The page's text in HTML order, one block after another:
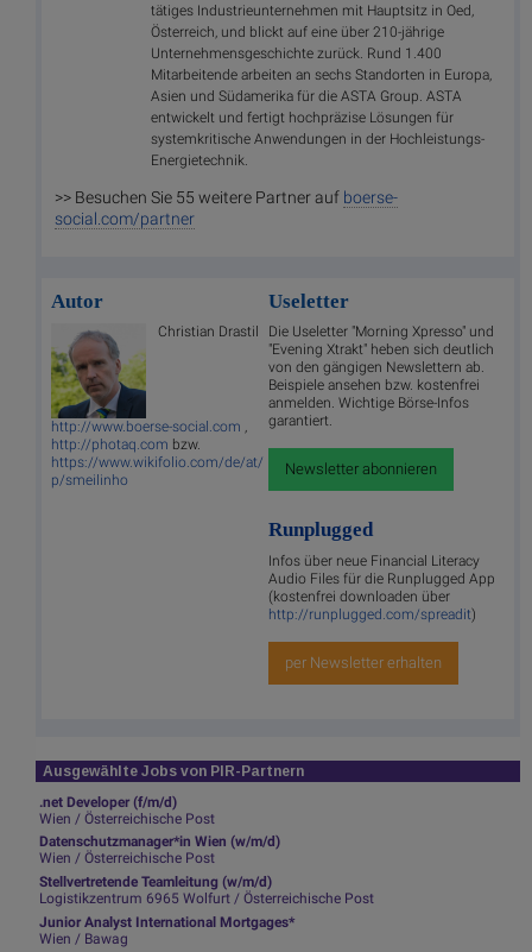
tätiges Industrieunternehmen mit Hauptsitz in Oed,
Österreich, und blickt auf eine über 210-jährige
Unternehmensgeschichte zurück. Rund 1.400
Mitarbeitende arbeiten an sechs Standorten in Europa,
Asien und Südamerika für die ASTA Group. ASTA
entwickelt und fertigt hochpräzise Lösungen für
systemkritische Anwendungen in der Hochleistungs-
Energietechnik.
>> Besuchen Sie 55 weitere Partner auf boerse-
social.com/partner
Autor
Christian Drastil
http://www.boerse-social.com ,
http://photaq.com bzw.
https://www.wikifolio.com/de/at/
p/smeilinho
Useletter
Die Useletter "Morning Xpresso" und
"Evening Xtrakt" heben sich deutlich
von den gängigen Newslettern ab.
Beispiele ansehen bzw. kostenfrei
anmelden. Wichtige Börse-Infos
garantiert.
Newsletter abonnieren
Runplugged
Infos über neue Financial Literacy
Audio Files für die Runplugged App
(kostenfrei downloaden über
http://runplugged.com/spreadit)
per Newsletter erhalten
Ausgewählte Jobs von PIR-Partnern
.net Developer (f/m/d)
Wien / Österreichische Post
Datenschutzmanager*in Wien (w/m/d)
Wien / Österreichische Post
Stellvertretende Teamleitung (w/m/d)
Logistikzentrum 6965 Wolfurt / Österreichische Post
Junior Analyst International Mortgages*
Wien / Bawag